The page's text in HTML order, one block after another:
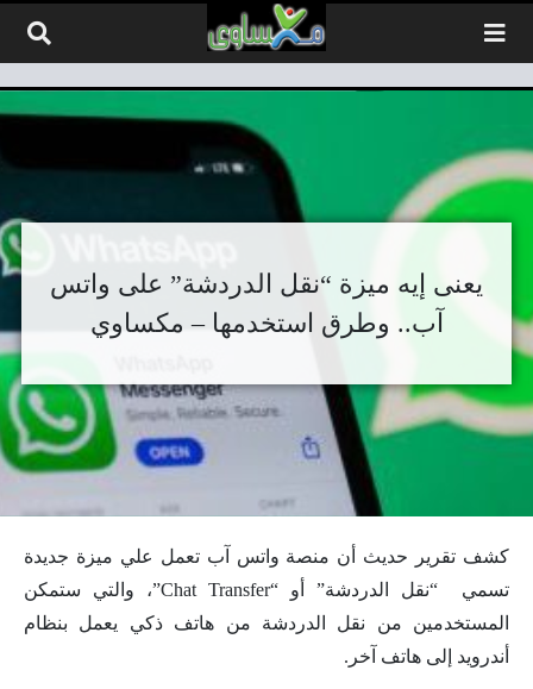
يعنى إيه ميزة “نقل الدردشة” على واتس
آب.. وطرق استخدمها – مكساوي
كشف تقرير حديث أن منصة واتس آب تعمل علي ميزة جديدة
تسمي “نقل الدردشة” أو “Chat Transfer”، والتي ستمكن
المستخدمين من نقل الدردشة من هاتف ذكي يعمل بنظام
أندرويد إلى هاتف آخر.